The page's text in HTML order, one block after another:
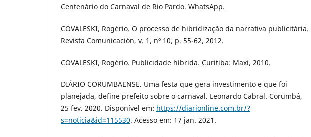
Centenário do Carnaval de Rio Pardo. WhatsApp.
COVALESKI, Rogério. O processo de hibridização da narrativa publicitária.
Revista Comunicación, v. 1, nº 10, p. 55-62, 2012.
COVALESKI, Rogério. Publicidade híbrida. Curitiba: Maxi, 2010.
DIÁRIO CORUMBAENSE. Uma festa que gera investimento e que foi
planejada, define prefeito sobre o carnaval. Leonardo Cabral. Corumbá,
25 fev. 2020. Disponível em: https://diarionline.com.br/?
s=noticia&id=115530. Acesso em: 17 jan. 2021.